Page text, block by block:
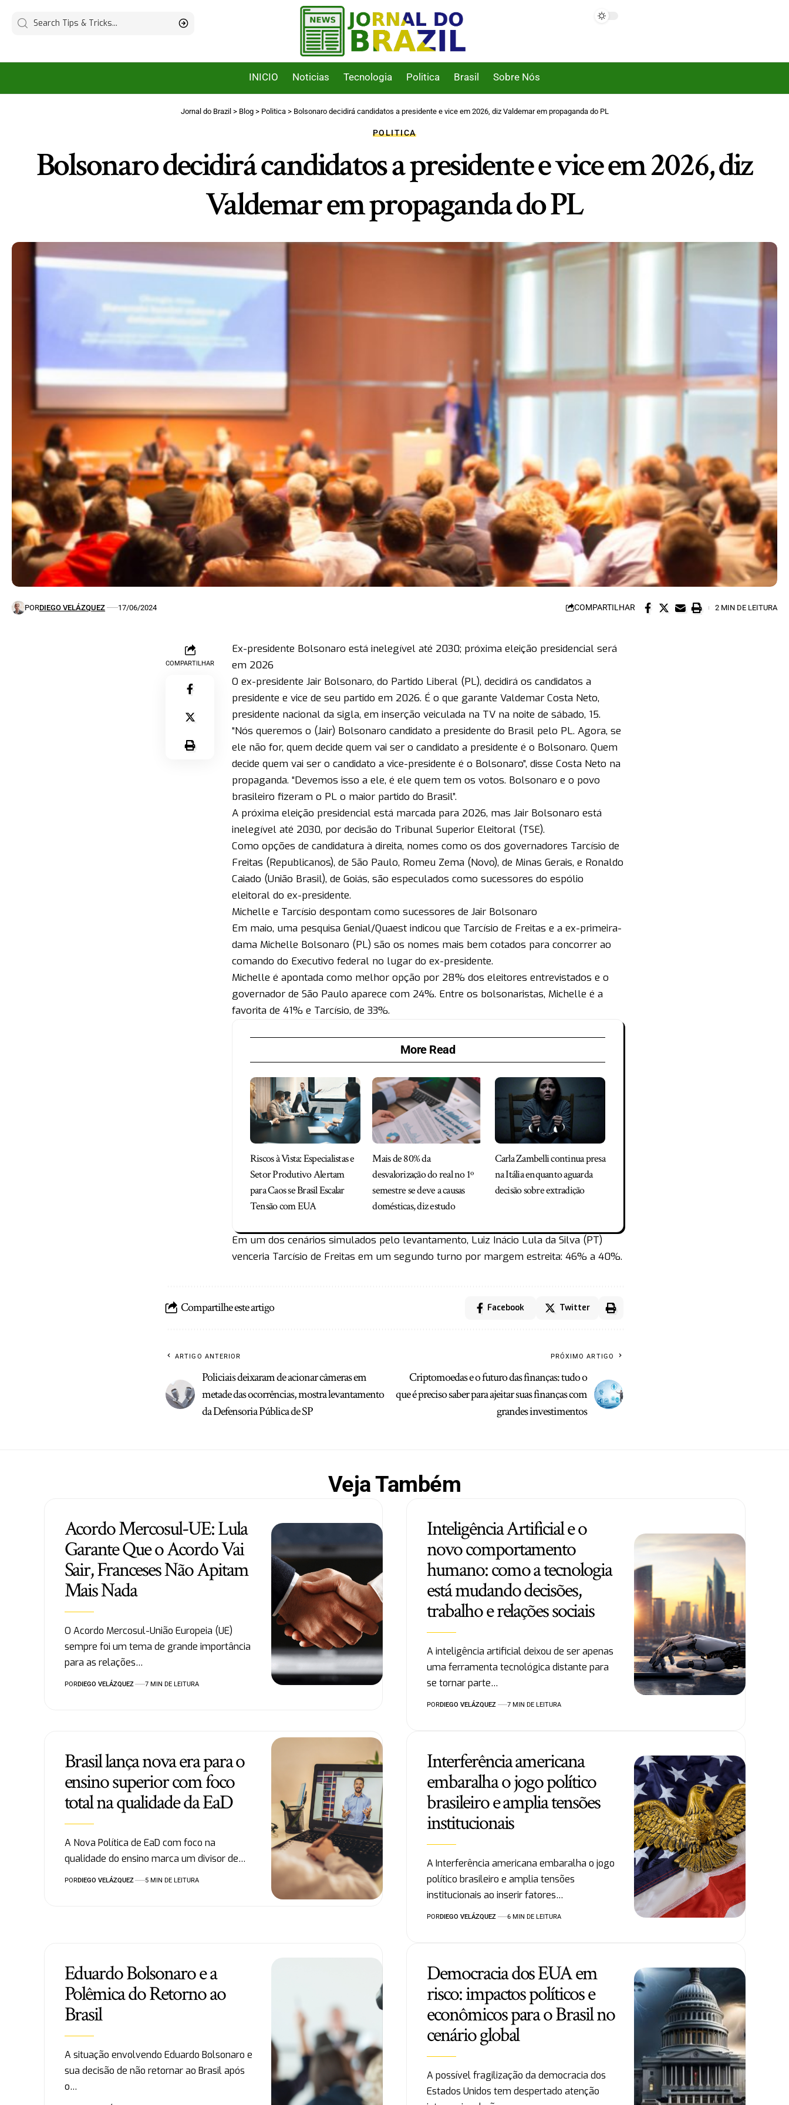
INICIO Noticias Tecnologia Politica Brasil Sobre Nós
Jornal do Brazil > Blog> Politica> Bolsonaro decidirá candidatos a presidente e vice em 2026, diz Valdemar em propaganda do PL
POLITICA
Bolsonaro decidirá candidatos a presidente e vice em 2026, diz
Valdemar em propaganda do PL
PORDIEGO VELÁZQUEZ 17/06/2024 COMPARTILHAR 2 MIN DE LEITURA
COMPARTILHAR
Ex-presidente Bolsonaro está inelegível até 2030; próxima eleição presidencial será
em 2026
O ex-presidente Jair Bolsonaro, do Partido Liberal (PL), decidirá os candidatos a
presidente e vice de seu partido em 2026. É o que garante Valdemar Costa Neto,
presidente nacional da sigla, em inserção veiculada na TV na noite de sábado, 15.
“Nós queremos o (Jair) Bolsonaro candidato a presidente do Brasil pelo PL. Agora, se
ele não for, quem decide quem vai ser o candidato a presidente é o Bolsonaro. Quem
decide quem vai ser o candidato a vice-presidente é o Bolsonaro”, disse Costa Neto na
propaganda. “Devemos isso a ele, é ele quem tem os votos. Bolsonaro e o povo
brasileiro fizeram o PL o maior partido do Brasil”.
A próxima eleição presidencial está marcada para 2026, mas Jair Bolsonaro está
inelegível até 2030, por decisão do Tribunal Superior Eleitoral (TSE).
Como opções de candidatura à direita, nomes como os dos governadores Tarcísio de
Freitas (Republicanos), de São Paulo, Romeu Zema (Novo), de Minas Gerais, e Ronaldo
Caiado (União Brasil), de Goiás, são especulados como sucessores do espólio
eleitoral do ex-presidente.
Michelle e Tarcísio despontam como sucessores de Jair Bolsonaro
Em maio, uma pesquisa Genial/Quaest indicou que Tarcísio de Freitas e a ex-primeira-
dama Michelle Bolsonaro (PL) são os nomes mais bem cotados para concorrer ao
comando do Executivo federal no lugar do ex-presidente.
Michelle é apontada como melhor opção por 28% dos eleitores entrevistados e o
governador de São Paulo aparece com 24%. Entre os bolsonaristas, Michelle é a
favorita de 41% e Tarcísio, de 33%.
More Read
Riscos à Vista: Especialistas e
Setor Produtivo Alertam
para Caos se Brasil Escalar
Tensão com EUA
Mais de 80% da
desvalorização do real no 1º
semestre se deve a causas
domésticas, diz estudo
Carla Zambelli continua presa
na Itália enquanto aguarda
decisão sobre extradição
Em um dos cenários simulados pelo levantamento, Luiz Inácio Lula da Silva (PT)
venceria Tarcísio de Freitas em um segundo turno por margem estreita: 46% a 40%.
Compartilhe este artigo Facebook Twitter
ARTIGO ANTERIOR
Policiais deixaram de acionar câmeras em
metade das ocorrências, mostra levantamento
da Defensoria Pública de SP
PRÓXIMO ARTIGO
Criptomoedas e o futuro das finanças: tudo o
que é preciso saber para ajeitar suas finanças com
grandes investimentos
Veja Também
Acordo Mercosul-UE: Lula
Garante Que o Acordo Vai
Sair, Franceses Não Apitam
Mais Nada
O Acordo Mercosul-União Europeia (UE)
sempre foi um tema de grande importância
para as relações…
PORDIEGO VELÁZQUEZ 7 MIN DE LEITURA
Inteligência Artificial e o
novo comportamento
humano: como a tecnologia
está mudando decisões,
trabalho e relações sociais
A inteligência artificial deixou de ser apenas
uma ferramenta tecnológica distante para
se tornar parte…
PORDIEGO VELÁZQUEZ 7 MIN DE LEITURA
Brasil lança nova era para o
ensino superior com foco
total na qualidade da EaD
A Nova Política de EaD com foco na
qualidade do ensino marca um divisor de…
PORDIEGO VELÁZQUEZ 5 MIN DE LEITURA
Interferência americana
embaralha o jogo político
brasileiro e amplia tensões
institucionais
A Interferência americana embaralha o jogo
político brasileiro e amplia tensões
institucionais ao inserir fatores…
PORDIEGO VELÁZQUEZ 6 MIN DE LEITURA
Eduardo Bolsonaro e a
Polêmica do Retorno ao
Brasil
A situação envolvendo Eduardo Bolsonaro e
sua decisão de não retornar ao Brasil após
o…
Democracia dos EUA em
risco: impactos políticos e
econômicos para o Brasil no
cenário global
A possível fragilização da democracia dos
Estados Unidos tem despertado atenção